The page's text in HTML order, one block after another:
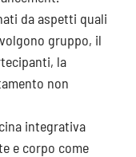
da aspetti quali
gruppo, il
la
non
integrativa
e corpo come